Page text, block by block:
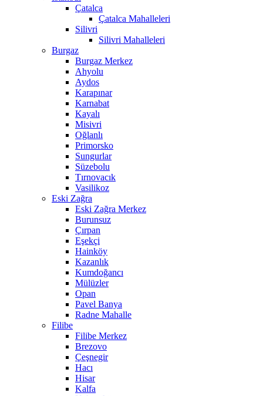
Çatalca
Çatalca Mahalleleri
Silivri
Silivri Mahalleleri
Burgaz
Burgaz Merkez
Ahyolu
Aydos
Karapınar
Karnabat
Kayalı
Misivri
Oğlanlı
Primorsko
Sungurlar
Süzebolu
Tırnovacık
Vasilikoz
Eski Zağra
Eski Zağra Merkez
Burunsuz
Çırpan
Eşekçi
Hainköy
Kazanlık
Kumdoğancı
Mülüzler
Opan
Pavel Banya
Radne Mahalle
Filibe
Filibe Merkez
Brezovo
Çeşnegir
Hacı
Hisar
Kalfa